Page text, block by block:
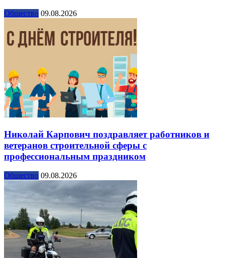
Общество 09.08.2026
Николай Карпович поздравляет работников и
ветеранов строительной сферы с
профессиональным праздником
Общество 09.08.2026